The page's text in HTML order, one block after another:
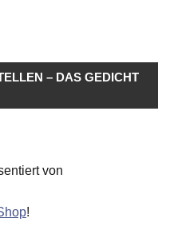
– DAS GEDICHT
von
!